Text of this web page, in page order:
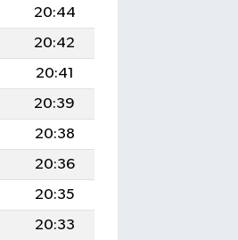
20:44
20:42
20:41
20:39
20:38
20:36
20:35
20:33